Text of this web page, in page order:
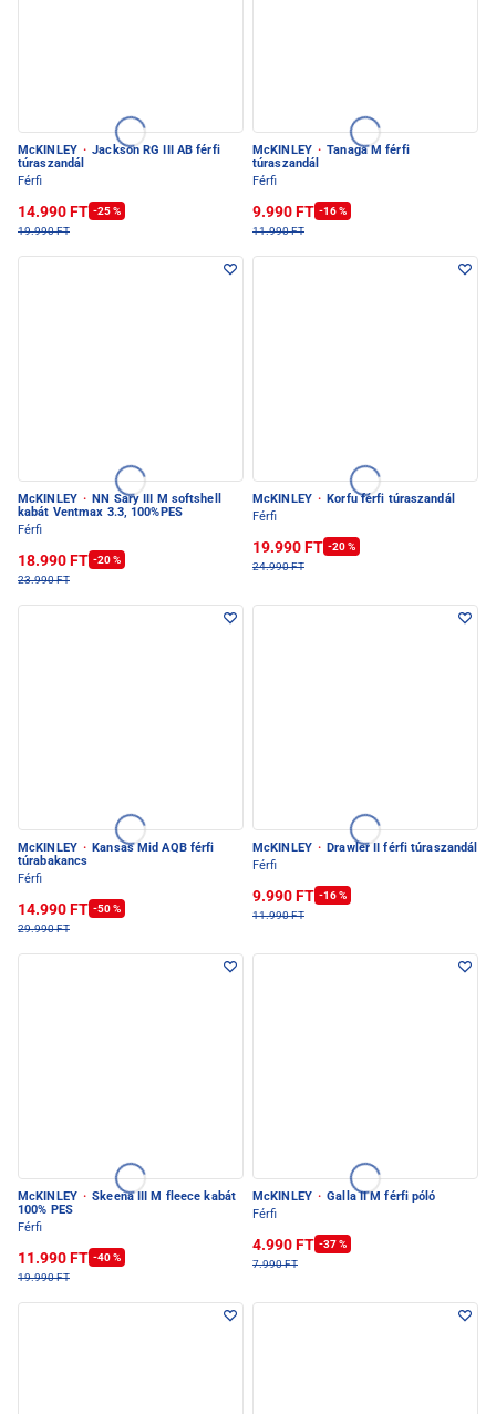
McKINLEY · Jackson RG III AB férfi
túraszandál
Férfi
14.990 FT -25 %
19.990 FT
McKINLEY · Tanaga M férfi
túraszandál
Férfi
9.990 FT -16 %
11.990 FT
McKINLEY · NN Sary III M softshell
kabát Ventmax 3.3, 100%PES
Férfi
18.990 FT -20 %
23.990 FT
McKINLEY · Korfu férfi túraszandál
Férfi
19.990 FT -20 %
24.990 FT
McKINLEY · Kansas Mid AQB férfi
túrabakancs
Férfi
14.990 FT -50 %
29.990 FT
McKINLEY · Drawler II férfi túraszandál
Férfi
9.990 FT -16 %
11.990 FT
McKINLEY · Skeena III M fleece kabát
100% PES
Férfi
11.990 FT -40 %
19.990 FT
McKINLEY · Galla II M férfi póló
Férfi
4.990 FT -37 %
7.990 FT